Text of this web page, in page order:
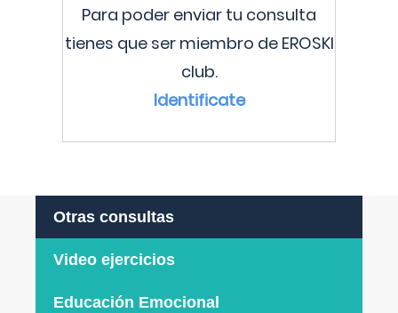
Para poder enviar tu consulta
tienes que ser miembro de EROSKI
club.
Identificate
Otras consultas
Video ejercicios
Educación Emocional